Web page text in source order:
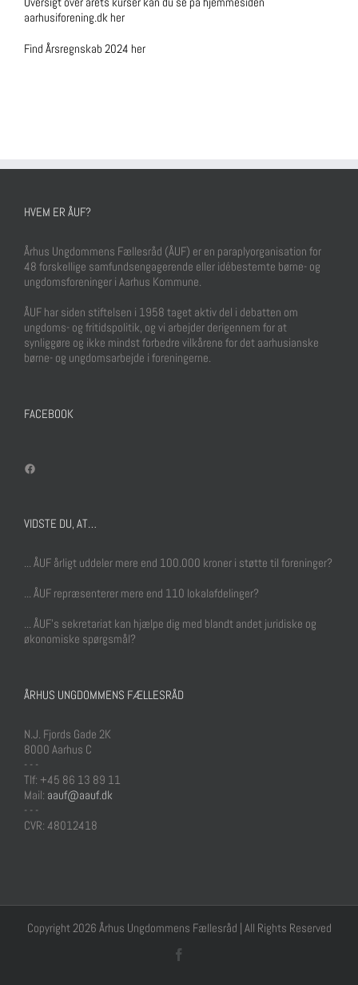
aarhusiforening.dk her
Find Årsregnskab 2024 her
HVEM ER ÅUF?
Århus Ungdommens Fællesråd (ÅUF) er en paraplyorganisation for
48 forskellige samfundsengagerende eller idébestemte børne- og
ungdomsforeninger i Aarhus Kommune.
ÅUF har siden stiftelsen i 1958 taget aktiv del i debatten om
ungdoms- og fritidspolitik, og vi arbejder derigennem for at
synliggøre og ikke mindst forbedre vilkårene for det aarhusianske
børne- og ungdomsarbejde i foreningerne.
FACEBOOK
VIDSTE DU, AT…
... ÅUF årligt uddeler mere end 100.000 kroner i støtte til foreninger?
... ÅUF repræsenterer mere end 110 lokalafdelinger?
... ÅUF's sekretariat kan hjælpe dig med blandt andet juridiske og
økonomiske spørgsmål?
ÅRHUS UNGDOMMENS FÆLLESRÅD
N.J. Fjords Gade 2K
8000 Aarhus C
- - -
Tlf: +45 86 13 89 11
Mail: aauf@aauf.dk
- - -
CVR: 48012418
Copyright 2026 Århus Ungdommens Fællesråd | All Rights Reserved